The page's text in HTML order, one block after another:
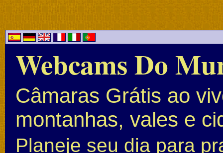
Webcams Do
Câmaras Grátis ao
montanhas, vales e
Planeje seu dia para